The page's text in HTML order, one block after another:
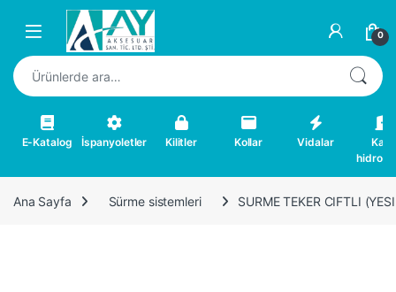
Skip to navigation
Skip to content
0
Ara:
E-Katalog İspanyoletler Kilitler Kollar Vidalar
Kapı
Ana Sayfa Sürme sistemleri SURME TEKER CIFTLI